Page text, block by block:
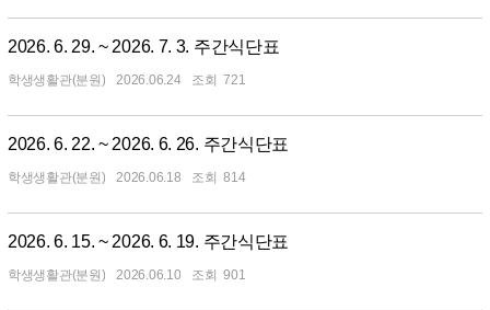
2026. 6. 29. ~ 2026. 7. 3. 주간식단표
학생생활관(분원) 2026.06.24 721
2026. 6. 22. ~ 2026. 6. 26. 주간식단표
학생생활관(분원) 2026.06.18 814
2026. 6. 15. ~ 2026. 6. 19. 주간식단표
학생생활관(분원) 2026.06.10 901